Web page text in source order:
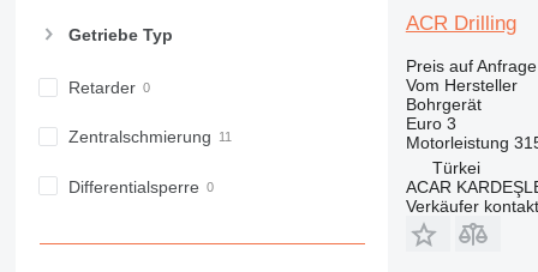
Getriebe Typ
Retarder
Zentralschmierung
Differentialsperre
ACR Drilling
Preis auf Anfrage
Vom Hersteller
Bohrgerät
Euro 3
Motorleistung
Türkei
ACAR
Verkäufer